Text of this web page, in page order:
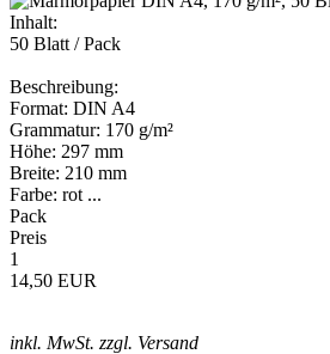
Inhalt:
50 Blatt / Pack
Beschreibung:
Format: DIN A4
Grammatur: 170 g/m²
Höhe: 297 mm
Breite: 210 mm
Farbe: rot ...
Pack
Preis
1
14,50 EUR
inkl. MwSt. zzgl. Versand